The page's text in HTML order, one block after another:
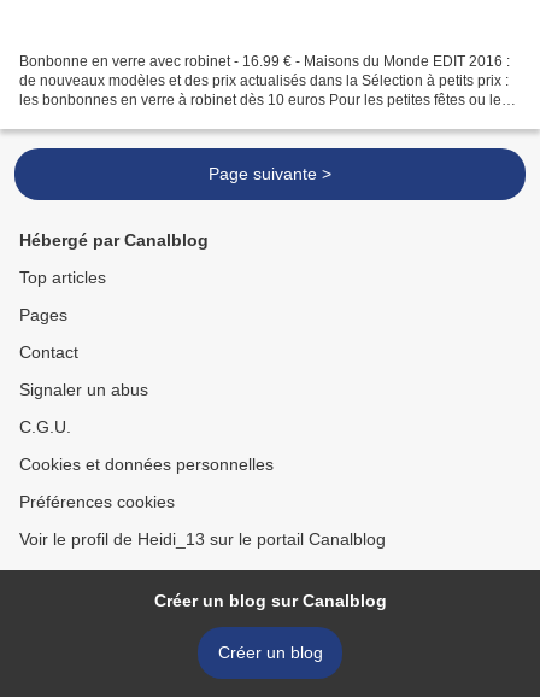
Bonbonne en verre avec robinet - 16.99 € - Maisons du Monde EDIT 2016 :
de nouveaux modèles et des prix actualisés dans la Sélection à petits prix :
les bonbonnes en verre à robinet dès 10 euros Pour les petites fêtes ou les
Page suivante >
Hébergé par Canalblog
Top articles
Pages
Contact
Signaler un abus
C.G.U.
Cookies et données personnelles
Préférences cookies
Voir le profil de Heidi_13 sur le portail Canalblog
Créer un blog sur Canalblog
Créer un blog